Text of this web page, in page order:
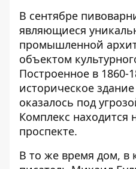
В сентябре
являющиеся
промышленной
объектом
Построенное в 1860-
историческое
оказалось под
Комплекс находится
проспекте.
В то же время дом, в